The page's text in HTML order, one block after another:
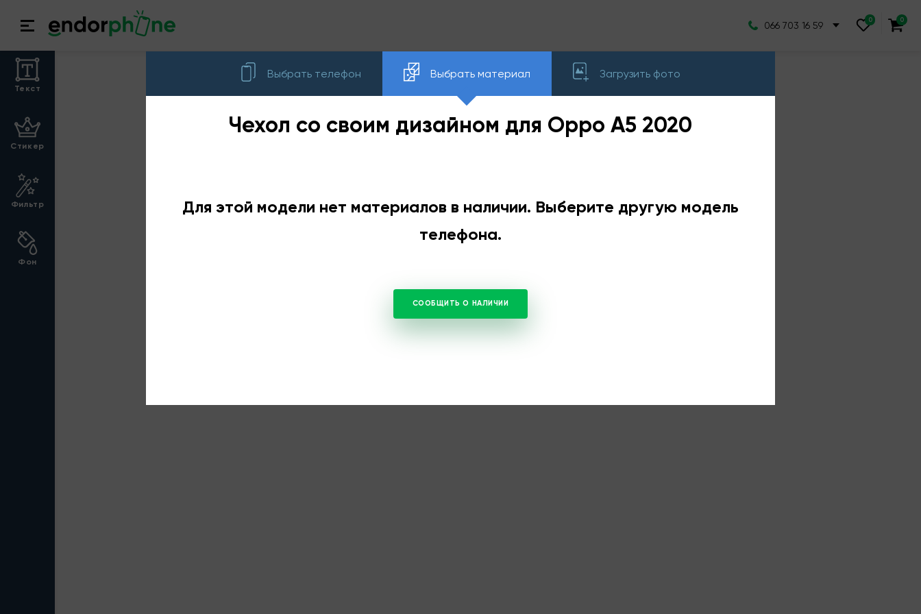
Выбрать телефон Выбрать материал Загрузить фото
Чехол со своим дизайном для Oppo A5 2020
Для этой модели нет материалов в наличии. Выберите другую модель
телефона.
СООБЩИТЬ О НАЛИЧИИ
066 703 16 59
Текст
Стикер
Фильтр
Фон